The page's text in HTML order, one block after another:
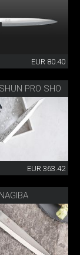
EUR 80.40
PRO SHO
EUR 363.42